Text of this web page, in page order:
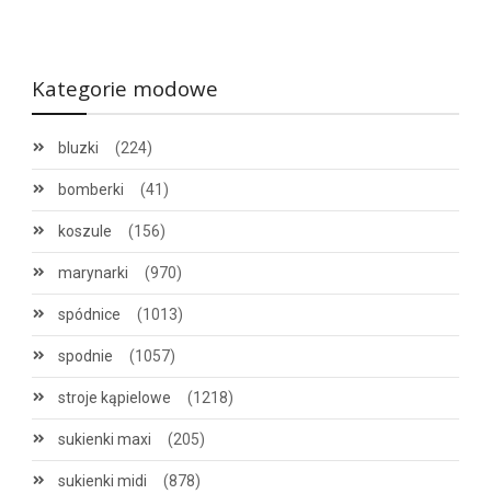
Kategorie modowe
bluzki (224)
bomberki (41)
koszule (156)
marynarki (970)
spódnice (1013)
spodnie (1057)
stroje kąpielowe (1218)
sukienki maxi (205)
sukienki midi (878)